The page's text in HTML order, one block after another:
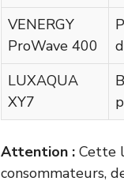
VENERGY
ProWave 400
LUXAQUA
XY7
Attention : Cette
consommateurs,